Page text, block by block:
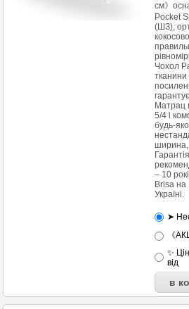
см》
Pocket
(ШЗ),
Чохол
тканини
Матрац
5/4 і
будь-
ширина,
– 10
Brisa на
Україні.
➤
《
✨
від